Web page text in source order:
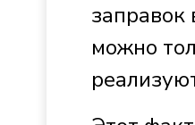
заправок
можно